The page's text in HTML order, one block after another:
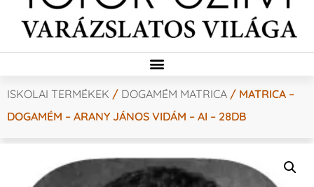
ISKOLAI TERMÉKEK / DOGAMÉM MATRICA / MATRICA –
DOGAMÉM – ARANY JÁNOS VIDÁM – AI – 28DB